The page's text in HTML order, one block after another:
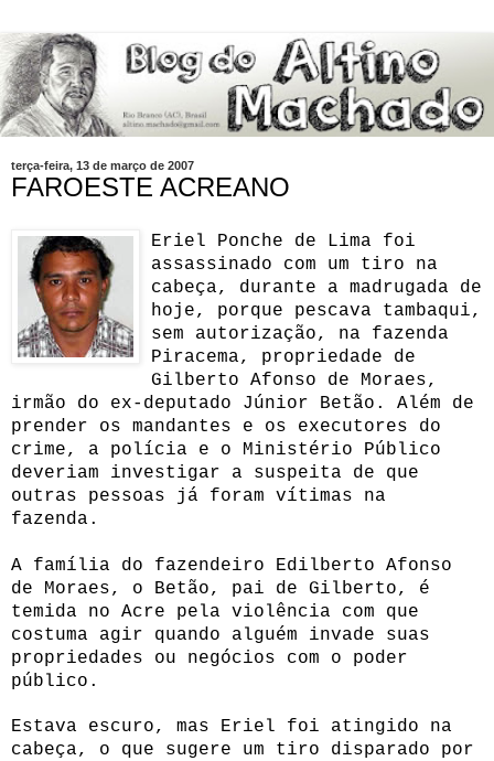
terça-feira, 13 de março de 2007
FAROESTE ACREANO
Eriel Ponche de Lima foi
assassinado com um tiro na
cabeça, durante a madrugada de
hoje, porque pescava tambaqui,
sem autorização, na fazenda
Piracema, propriedade de
Gilberto Afonso de Moraes,
irmão do ex-deputado Júnior Betão.
Além de
prender os mandantes e os executores do
crime, a polícia e o Ministério Público
deveriam investigar a suspeita de que
outras pessoas já foram vítimas na
fazenda.
A família do fazendeiro Edilberto Afonso
de Moraes, o Betão, pai de Gilberto, é
temida no Acre pela violência com que
costuma agir quando alguém invade suas
propriedades ou negócios com o poder
público.
Estava escuro, mas Eriel foi atingido na
cabeça, o que sugere um tiro disparado por